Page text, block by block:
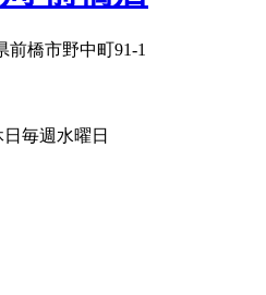
前橋市野中町91-1
毎週水曜日